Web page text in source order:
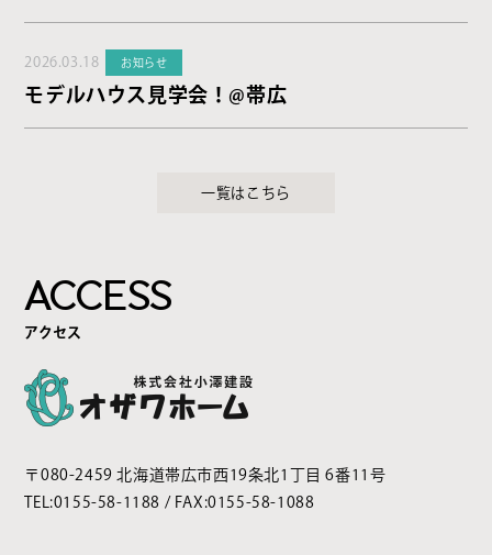
2026.03.18 お知らせ
モデルハウス見学会！@帯広
一覧はこちら
ACCESS
アクセス
〒080-2459 北海道帯広市西19条北1丁目 6番11号
TEL:0155-58-1188 / FAX:0155-58-1088